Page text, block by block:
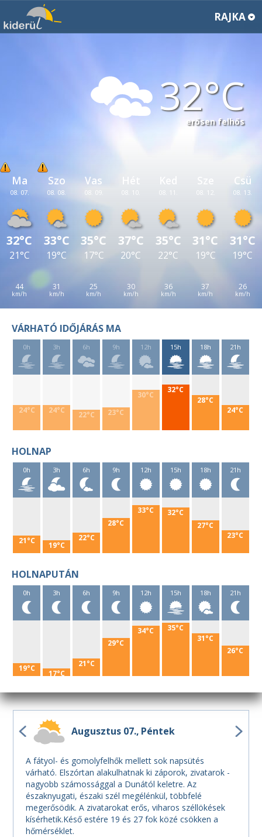
RAJKA
32
erősen felhős
Ma
08. 07.
32°C
21°C
44
Szo
08. 08.
33°C
19°C
31
Vas
08. 09.
35°C
17°C
25
08. 10.
37°C
20°C
30
08. 11.
35°C
22°C
36
08. 12.
31°C
19°C
37
Csü
08. 13.
31°C
19°C
26
VÁRHATÓ IDŐJÁRÁS MA
0h
24°C
3h
24°C
6h
22°C
9h
23°C
12h
30°C
15h
32°C
18h
28°C
21h
24°C
HOLNAP
0h
21°C
3h
19°C
6h
22°C
9h
28°C
12h
33°C
15h
32°C
18h
27°C
21h
23°C
HOLNAPUTÁN
0h
19°C
3h
17°C
6h
21°C
9h
29°C
12h
34°C
15h
35°C
18h
31°C
21h
26°C
Augusztus 07. Péntek
A fátyol- és gomolyfelhők mellett sok napsütés
várható. Elszórtan alakulhatnak ki záporok, zivatarok -
nagyobb számossággal a Dunától keletre. Az
északnyugati, északi szél megélénkül, többfelé
megerősödik. A zivatarokat erős, viharos széllökések
kísérhetik.Késő estére 19 és 27 fok közé csökken a
hőmérséklet.